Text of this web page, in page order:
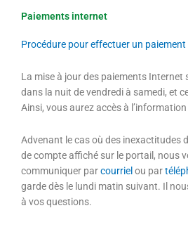
Paiements internet
Procédure pour effectuer un
La mise à jour des paiements Internet
dans la nuit de vendredi à samedi, et
Ainsi, vous aurez accès à
Advenant le cas où des inexactitudes
de compte affiché sur le portail, nous
communiquer parcourriel ou par
garde dès le lundi matin suivant. Il
à vos questions.